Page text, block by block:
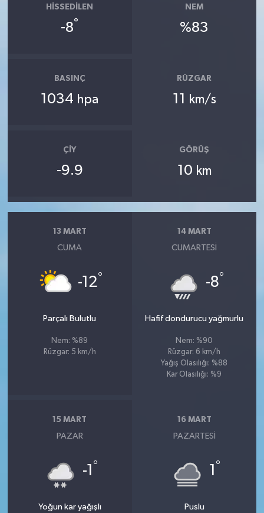
HISSEDILEN
-8°
NEM
%83
BASINÇ
1034 hpa
RÜZGAR
11 km/s
ÇIY
-9.9
GÖRÜŞ
10 km
13 MART
CUMA
-12°
Parçalı Bulutlu
Nem: %89
Rüzgar: 5 km/h
14 MART
CUMARTESI
-8°
Hafif dondurucu yağmurlu
Nem: %90
Rüzgar: 6 km/h
Yağış Olasılığı: %88
Kar Olasılığı: %9
15 MART
PAZAR
-1 °
Yoğun kar yağışlı
16 MART
PAZARTESI
1 °
Puslu